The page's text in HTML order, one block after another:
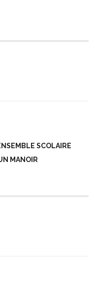
SCOLAIRE
MANOIR